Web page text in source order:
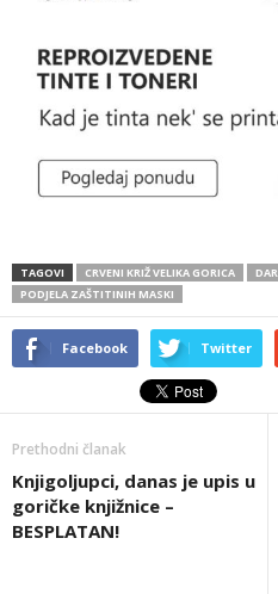
TAGOVI CRVENI KRIŽ VELIKA GORICA
PODJELA ZAŠTITINIH MASKI
Facebook Twitter
Prethodni članak
Knjigoljupci, danas je upis u
goričke knjižnice –
BESPLATAN!